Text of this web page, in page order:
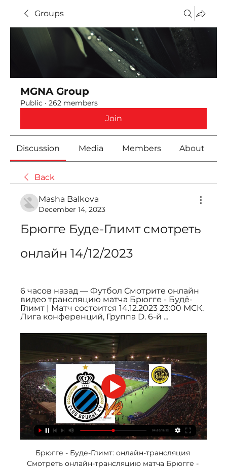
Groups
MGNA Group
Public · 262 members
Join
Discussion Media Members About
Back
Masha Balkova
December 14, 2023
Брюгге Буде-Глимт смотреть
онлайн 14/12/2023
6 часов назад — Футбол Смотрите онлайн
видео трансляцию матча Брюгге - Будё-
Глимт | Матч состоится 14.12.2023 23:00 МСК.
Лига конференций, Группа D. 6-й ...
Брюгге - Буде-Глимт: онлайн-трансляция
Смотреть онлайн-трансляцию матча Брюгге -